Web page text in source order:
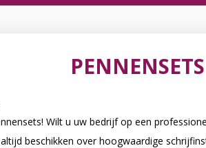
PENNENSETS
Wilt u uw bedrijf op een
beschikken over hoogwaardige